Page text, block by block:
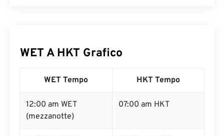
WET A HKT Grafico
WET Tempo HKT Tempo
12:00 am WET
(mezzanotte)
07:00 am HKT